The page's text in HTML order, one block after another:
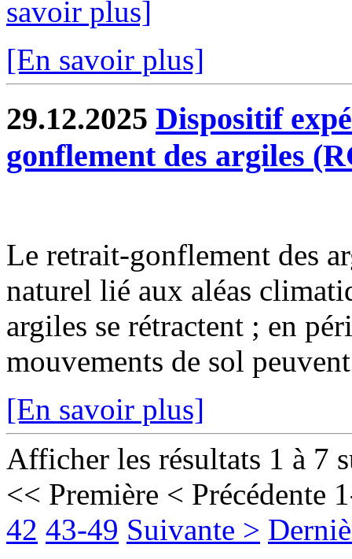
savoir plus]
[En savoir plus]
29.12.2025 Dispositif
gonflement des argiles
Le retrait-gonflement des
naturel lié aux aléas
argiles se rétractent ; en
mouvements de sol
[En savoir plus]
Afficher les résultats 1 à 7
<< Première < Précédente
42 43-49 Suivante >